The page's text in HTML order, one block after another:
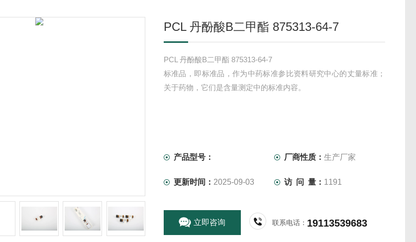
PCL 丹酚酸B二甲酯 875313-64-7
PCL 丹酚酸B二甲酯 875313-64-7
标准品，即标准品，作为中药标准参比资料研究中心的丈量标准；
关于药物，它们是含量测定中的标准内容。
产品型号： 厂商性质：生产厂家
更新时间： 2025-09-03 访 问 量： 1191
立即咨询 联系电话： 19113539683